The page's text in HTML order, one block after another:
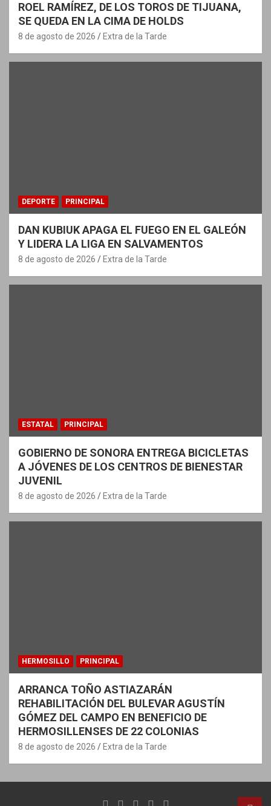
ROEL RAMÍREZ, DE LOS TOROS DE TIJUANA,
SE QUEDA EN LA CIMA DE HOLDS
8 de agosto de 2026 Extra de la Tarde
DEPORTE PRINCIPAL
DAN KUBIUK APAGA EL FUEGO EN EL GALEÓN
Y LIDERA LA LIGA EN SALVAMENTOS
8 de agosto de 2026 Extra de la Tarde
ESTATAL PRINCIPAL
GOBIERNO DE SONORA ENTREGA BICICLETAS
A JÓVENES DE LOS CENTROS DE BIENESTAR
JUVENIL
8 de agosto de 2026 Extra de la Tarde
HERMOSILLO PRINCIPAL
ARRANCA TOÑO ASTIAZARÁN
REHABILITACIÓN DEL BULEVAR AGUSTÍN
GÓMEZ DEL CAMPO EN BENEFICIO DE
HERMOSILLENSES DE 22 COLONIAS
8 de agosto de 2026 Extra de la Tarde